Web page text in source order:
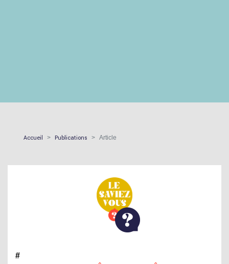
Accueil Publications Article
#